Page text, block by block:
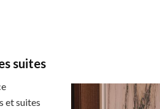
suites
et suites